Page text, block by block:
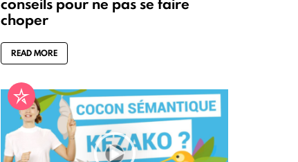
choper
READ MORE